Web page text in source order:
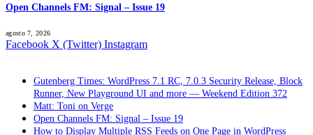
Open Channels FM: Signal – Issue 19
agosto 7, 2026
Facebook X (Twitter) Instagram
Gutenberg Times: WordPress 7.1 RC, 7.0.3 Security Release, Block
Runner, New Playground UI and more — Weekend Edition 372
Matt: Toni on Verge
Open Channels FM: Signal – Issue 19
How to Display Multiple RSS Feeds on One Page in WordPress